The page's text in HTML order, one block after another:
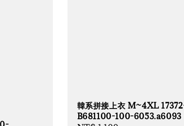
韓系拼接上衣 M~4XL
B681100-100-6053.a6093